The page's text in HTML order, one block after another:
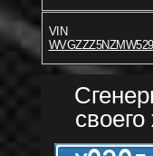
VIN
своего